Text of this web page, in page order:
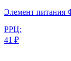
Элемент
РРЦ:
41 ₽